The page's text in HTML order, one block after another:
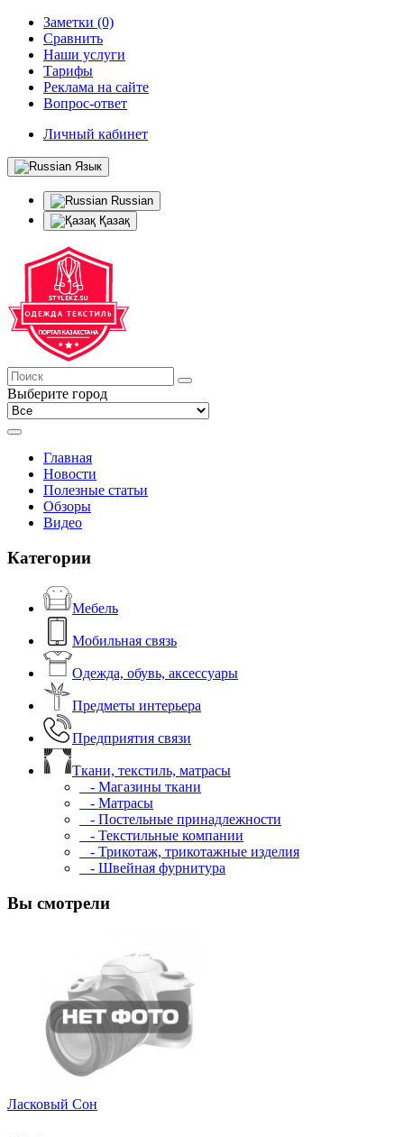
Заметки (0)
Сравнить
Наши услуги
Тарифы
Реклама на сайте
Вопрос-ответ
Личный кабинет
Язык
Russian
Қазақ
Выберите город
Главная
Новости
Полезные статьи
Обзоры
Видео
Категории
Мебель
Мобильная связь
Одежда, обувь, аксессуары
Предметы интерьера
Предприятия связи
Ткани, текстиль, матрасы
- Магазины ткани
- Матрасы
- Постельные принадлежности
- Текстильные компании
- Трикотаж, трикотажные изделия
- Швейная фурнитура
Вы смотрели
Ласковый Сон